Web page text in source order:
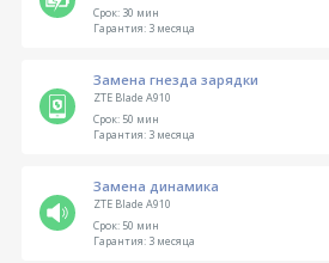
Срок:30 мин
Гарантия:3 месяца
Замена гнезда зарядки
ZTE Blade A910
Срок:50 мин
Гарантия:3 месяца
Замена динамика
ZTE Blade A910
Срок:50 мин
Гарантия:3 месяца